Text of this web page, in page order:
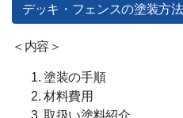
デッキ・フェンスの塗装方法
＜内容＞
塗装の手順
材料費用